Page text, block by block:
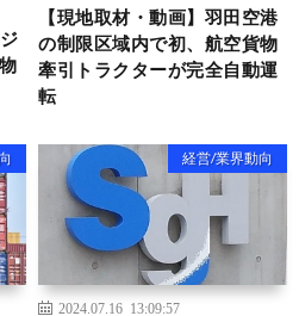
【現地取材・動画】羽田空港
の制限区域内で初、航空貨物
牽引トラクターが完全自動運
転
経営/業界動向
2024.07.16 13:09:57